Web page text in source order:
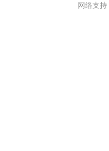
网络支持